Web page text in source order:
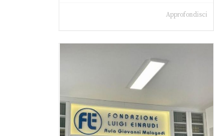
Approfondisci